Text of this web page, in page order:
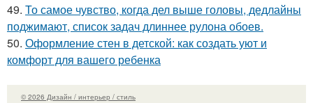
49. То самое чувство, когда дел выше головы, дедлайны
поджимают, список задач длиннее рулона обоев.
50. Оформление стен в детской: как создать уют и
комфорт для вашего ребенка
© 2026 Дизайн / интерьер / стиль